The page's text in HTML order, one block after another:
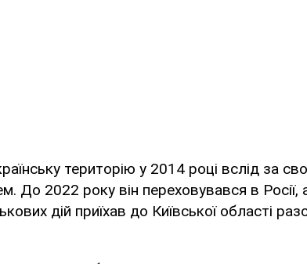
територію у 2014 році вслід за
До 2022 року він переховувався в Росії,
дій приїхав до Київської області